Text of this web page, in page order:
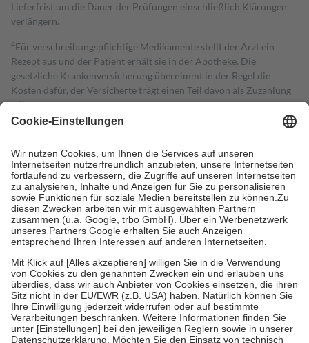
Lieferfrist um die Dauer der Prüfungen einschließlich Klärungen
verlängern.
4Für verschreibungspflichtige Medikamente stellt der Arzt ein
Rezept aus und der Patient erhält sie in der Apotheke. Die
gesetzliche Krankenversicherung übernimmt in der Regel die
Kosten dafür, der Versicherte trägt einen Teil davon als Zuzahlung
mit.
Grundsätzlich leisten Mitglieder Zuzahlungen in Höhe von zehn
höchstens zehn Euro.
Es sind jedoch nie mehr als die tatsächlichen
Kosten der Leistung zu entrichten.
Diese Regeln gelten grundsätzlich auch für Online-Apotheken.
Bei Heilmitteln und häuslicher Krankenpflege beträgt die
Zuzahlung zehn Prozent der Kosten sowie zehn Euro je
Verordnung.
Um das Engagement der Versicherten für ihre eigene Gesundheit zu
stärken und die besondere Stellung der Familie zu unterstützen,
fallenkeine Zuzahlungenan bei:
• Kindern und Jugendlichen bis zum vollendeten 18. Lebensjahr
mit Ausnahme der Fahrkosten
• Untersuchungen zur Vorsorge und Früherkennung, die von der
GKV getragen werden
• empfohlenen Schutzimpfungen